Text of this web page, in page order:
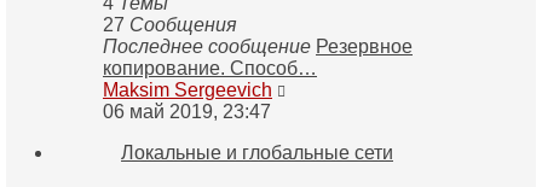
27 Сообщения
Последнее сообщение Резервное
копирование. Способ…
Maksim Sergeevich
сообщению
06 май 2019, 23:47
Локальные и глобальные сети